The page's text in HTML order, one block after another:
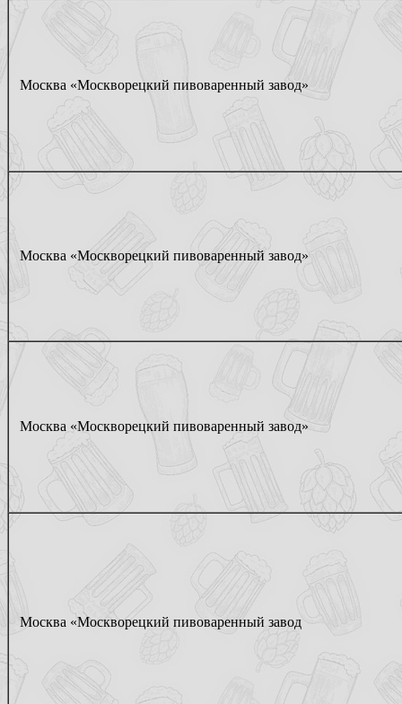
Москва «Москворецкий пивоваренный завод»
Москва «Москворецкий пивоваренный завод»
Москва «Москворецкий пивоваренный завод»
Москва «Москворецкий пивоваренный завод